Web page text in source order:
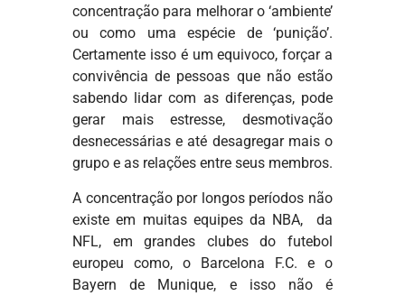
concentração para melhorar o ‘ambiente’
ou como uma espécie de ‘punição’.
Certamente isso é um equivoco, forçar a
convivência de pessoas que não estão
sabendo lidar com as diferenças, pode
gerar mais estresse, desmotivação
desnecessárias e até desagregar mais o
grupo e as relações entre seus membros.
A concentração por longos períodos não
existe em muitas equipes da NBA, da
NFL, em grandes clubes do futebol
europeu como, o Barcelona F.C. e o
Bayern de Munique, e isso não é